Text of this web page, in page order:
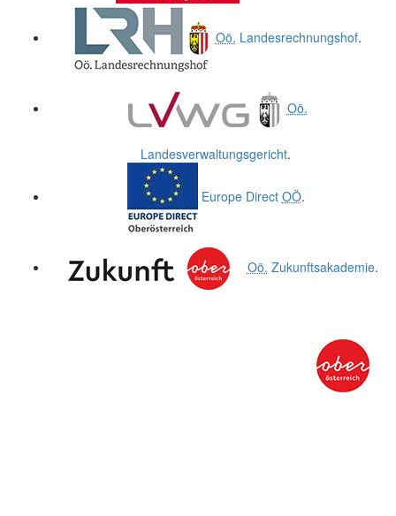
Oö. Landesrechnungshof.
Oö.
Landesverwaltungsgericht.
Europe Direct OÖ.
Oö. Zukunftsakademie.